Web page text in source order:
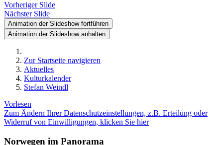
Vorheriger Slide
Nächster Slide
Animation der Slideshow fortführen
Animation der Slideshow anhalten
Zur Startseite navigieren
Aktuelles
Kulturkalender
Stefan Weindl
Vorlesen
Zum Ändern Ihrer Datenschutzeinstellungen, z.B. Erteilung oder
Widerruf von Einwilligungen, klicken Sie hier
Norwegen im Panorama